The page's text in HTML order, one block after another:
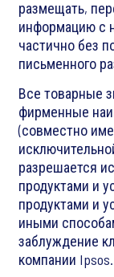
размещать,
информацию с
частично без
письменного
Все товарные
фирменные
(совместно
разрешается
продуктами и
продуктами и
иными
заблуждение
компании Ipsos.